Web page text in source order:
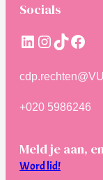
Socials
LinkedIn
Instagram
TikTok
+020 5986246
Meld je aan,
Word lid!